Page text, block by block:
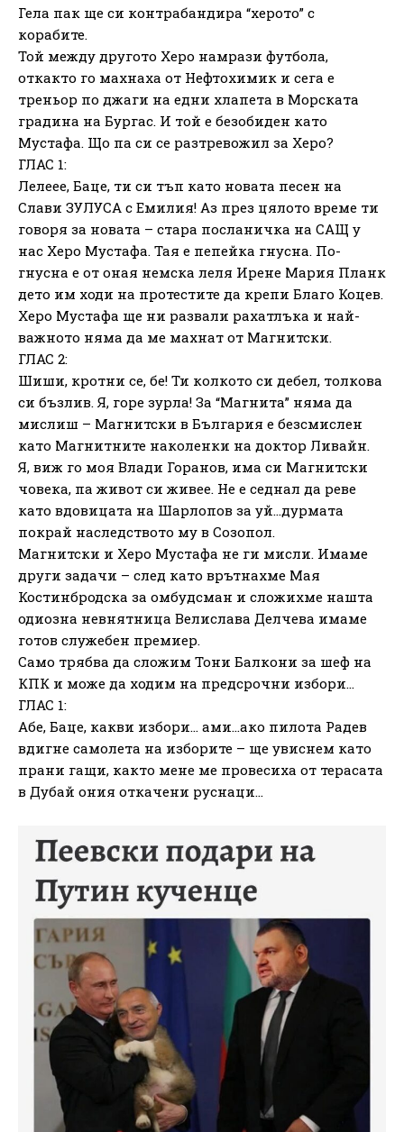
Гела пак ще си контрабандира “херото” с
корабите.
Той между другото Херо намрази футбола,
откакто го махнаха от Нефтохимик и сега е
треньор по джаги на едни хлапета в Морската
градина на Бургас. И той е безобиден като
Мустафа. Що па си се разтревожил за Херо?
ГЛАС 1:
Лелеее, Баце, ти си тъп като новата песен на
Слави ЗУЛУСА с Емилия! Аз през цялото време ти
говоря за новата – стара посланичка на САЩ у
нас Херо Мустафа. Тая е пепейка гнусна. По-
гнусна е от оная немска леля Ирене Мария Планк
дето им ходи на протестите да крепи Благо Коцев.
Херо Мустафа ще ни развали рахатлъка и най-
важното няма да ме махнат от Магнитски.
ГЛАС 2:
Шиши, кротни се, бе! Ти колкото си дебел, толкова
си бъзлив. Я, горе зурла! За “Магнита” няма да
мислиш – Магнитски в България е безсмислен
като Магнитните наколенки на доктор Ливайн.
Я, виж го моя Влади Горанов, има си Магнитски
човека, па живот си живее. Не е седнал да реве
като вдовицата на Шарлопов за уй…дурмата
покрай наследството му в Созопол.
Магнитски и Херо Мустафа не ги мисли. Имаме
други задачи – след като врътнахме Мая
Костинбродска за омбудсман и сложихме нашта
одиозна невнятница Велислава Делчева имаме
готов служебен премиер.
Само трябва да сложим Тони Балкони за шеф на
КПК и може да ходим на предсрочни избори…
ГЛАС 1:
Абе, Баце, какви избори… ами…ако пилота Радев
вдигне самолета на изборите – ще увиснем като
прани гащи, както мене ме провесиха от терасата
в Дубай ония откачени руснаци…